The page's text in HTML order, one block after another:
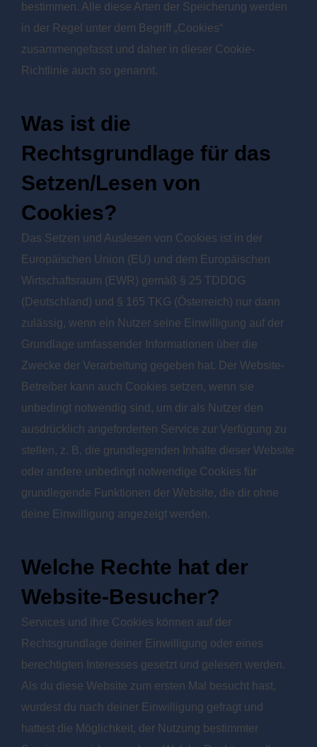
bestimmen. Alle diese Arten der Speicherung werden
in der Regel unter dem Begriff „Cookies“
zusammengefasst und daher in dieser Cookie-
Richtlinie auch so genannt.
Was ist die
Rechtsgrundlage für das
Setzen/Lesen von
Cookies?
Das Setzen und Auslesen von Cookies ist in der
Europäischen Union (EU) und dem Europäischen
Wirtschaftsraum (EWR) gemäß § 25 TDDDG
(Deutschland) und § 165 TKG (Österreich) nur dann
zulässig, wenn ein Nutzer seine Einwilligung auf der
Grundlage umfassender Informationen über die
Zwecke der Verarbeitung gegeben hat. Der Website-
Betreiber kann auch Cookies setzen, wenn sie
unbedingt notwendig sind, um dir als Nutzer den
ausdrücklich angeforderten Service zur Verfügung zu
stellen, z. B. die grundlegenden Inhalte dieser Website
oder andere unbedingt notwendige Cookies für
grundlegende Funktionen der Website, die dir ohne
deine Einwilligung angezeigt werden.
Welche Rechte hat der
Website-Besucher?
Services und ihre Cookies können auf der
Rechtsgrundlage deiner Einwilligung oder eines
berechtigten Interesses gesetzt und gelesen werden.
Als du diese Website zum ersten Mal besucht hast,
wurdest du nach deiner Einwilligung gefragt und
hattest die Möglichkeit, der Nutzung bestimmter